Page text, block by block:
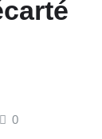
0